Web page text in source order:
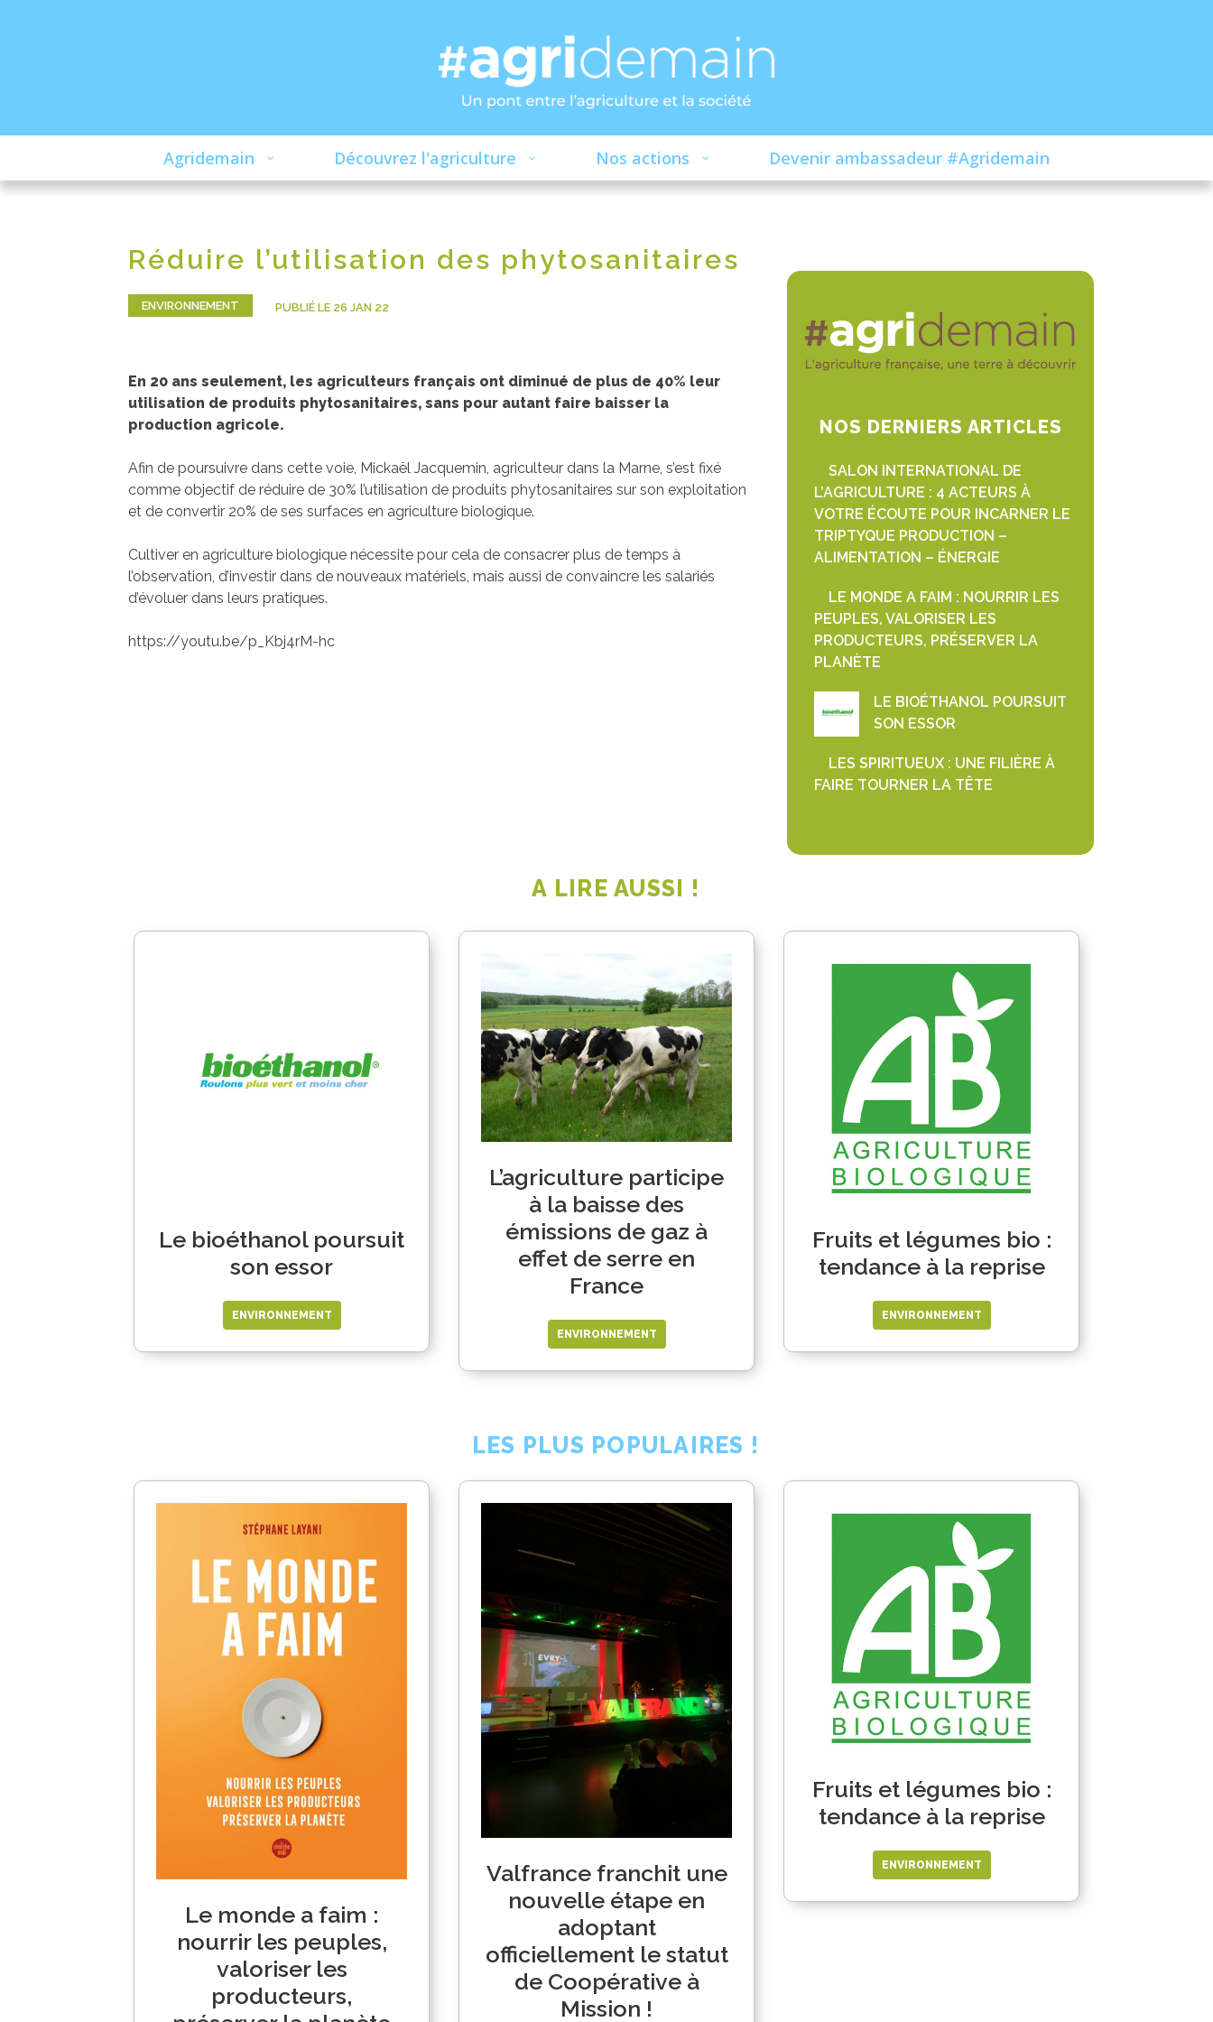
Agridemain Découvrez l'agriculture Nos actions Devenir ambassadeur #Agridemain
Réduire l’utilisation des phytosanitaires
ENVIRONNEMENT PUBLIÉ LE 26 JAN 22
En 20 ans seulement, les agriculteurs français ont diminué de plus de 40% leur
utilisation de produits phytosanitaires, sans pour autant faire baisser la
production agricole.
Afin de poursuivre dans cette voie, Mickaël Jacquemin, agriculteur dans la Marne, s’est fixé
comme objectif de réduire de 30% l’utilisation de produits phytosanitaires sur son exploitation
et de convertir 20% de ses surfaces en agriculture biologique.
Cultiver en agriculture biologique nécessite pour cela de consacrer plus de temps à
l’observation, d’investir dans de nouveaux matériels, mais aussi de convaincre les salariés
d’évoluer dans leurs pratiques.
https://youtu.be/p_Kbj4rM-hc
NOS DERNIERS ARTICLES
SALON INTERNATIONAL DE
L’AGRICULTURE : 4 ACTEURS À
VOTRE ÉCOUTE POUR INCARNER LE
TRIPTYQUE PRODUCTION –
ALIMENTATION – ÉNERGIE
LE MONDE A FAIM : NOURRIR LES
PEUPLES, VALORISER LES
PRODUCTEURS, PRÉSERVER LA
PLANÈTE
LE BIOÉTHANOL POURSUIT
SON ESSOR
LES SPIRITUEUX : UNE FILIÈRE À
FAIRE TOURNER LA TÊTE
A LIRE AUSSI !
Le bioéthanol poursuit
son essor
ENVIRONNEMENT
L’agriculture participe
à la baisse des
émissions de gaz à
effet de serre en
France
ENVIRONNEMENT
Fruits et légumes bio :
tendance à la reprise
ENVIRONNEMENT
LES PLUS POPULAIRES !
Le monde a faim :
nourrir les peuples,
valoriser les
producteurs,
Valfrance franchit une
nouvelle étape en
adoptant
officiellement le statut
de Coopérative à
Mission !
Fruits et légumes bio :
tendance à la reprise
ENVIRONNEMENT